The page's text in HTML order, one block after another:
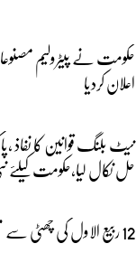
حکومت نے پیٹرولیم
اعلان کردیا
نیٹ بلنگ قوانین کا نفاذ
حل نکال لیا،حکومت
12 ربیع الاول کی چھٹی سے متعلق اہم خبر آگئی